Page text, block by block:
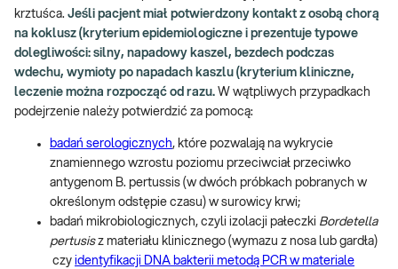
krztuśca. Jeśli pacjent miał potwierdzony kontakt z osobą chorą
na koklusz (kryterium epidemiologiczne i prezentuje typowe
dolegliwości: silny, napadowy kaszel, bezdech podczas
wdechu, wymioty po napadach kaszlu (kryterium kliniczne,
leczenie można rozpocząć od razu. W wątpliwych przypadkach
podejrzenie należy potwierdzić za pomocą:
badań serologicznych, które pozwalają na wykrycie
znamiennego wzrostu poziomu przeciwciał przeciwko
antygenom B. pertussis (w dwóch próbkach pobranych w
określonym odstępie czasu) w surowicy krwi;
badań mikrobiologicznych, czyli izolacji pałeczki Bordetella
pertusisz materiału klinicznego (wymazu z nosa lub gardła)
czy identyfikacji DNA bakterii metodą PCR w materiale